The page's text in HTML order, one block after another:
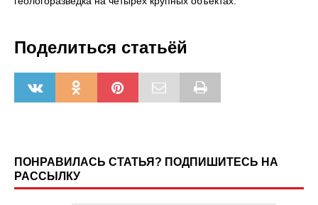
Поделиться статьёй
ПОНРАВИЛАСЬ СТАТЬЯ? ПОДПИШИТЕСЬ НА
РАССЫЛКУ